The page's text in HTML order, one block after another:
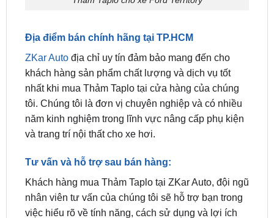
Địa điểm bán chính hãng tại TP.HCM
khách hàng sản phẩm chất lượng và dịch vụ tốt
nhất khi mua Thảm Taplo tại cửa hàng của chúng
tôi. Chúng tôi là đơn vị chuyên nghiệp và có nhiều
năm kinh nghiệm trong lĩnh vực nâng cấp phụ kiện
và trang trí nội thất cho xe hơi.
Tư vấn và hỗ trợ sau bán hàng:
nhân viên tư vấn của chúng tôi sẽ hỗ trợ bạn trong
việc hiểu rõ về tính năng, cách sử dụng và lợi ích
của sản phẩm. Với ZKar Auto, sự hài lòng của
khách hàng là ưu tiên hàng đầu, chúng tôi đảm bảo